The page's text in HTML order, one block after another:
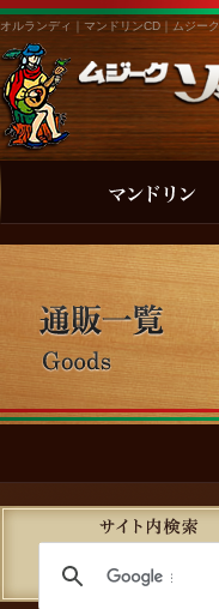
オルランディ｜マンドリンCD｜ムジー